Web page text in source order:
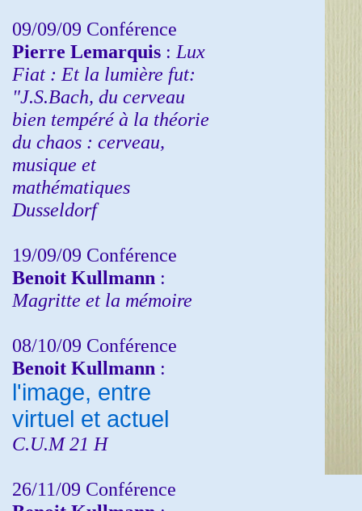
09/09/09 Conférence
Pierre Lemarquis : Lux
Fiat : Et la lumière fut:
"J.S.Bach, du cerveau
bien tempéré à la théorie
du chaos : cerveau,
musique et
mathématiques
Dusseldorf
19/09/09 Conférence
Benoit Kullmann :
Magritte et la mémoire
08/10/09 Conférence
Benoit Kullmann :
l'image, entre
virtuel et actuel
C.U.M 21 H
26/11/09 Conférence